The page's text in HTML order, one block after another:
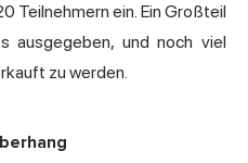
Teilnehmern ein. Ein Großteil
ausgegeben, und noch viel
zu werden.